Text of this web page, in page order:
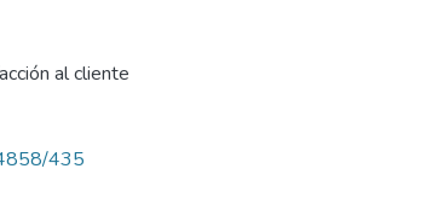
al cliente
435